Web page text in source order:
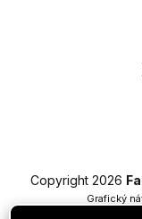
Copyright 2026
Grafický